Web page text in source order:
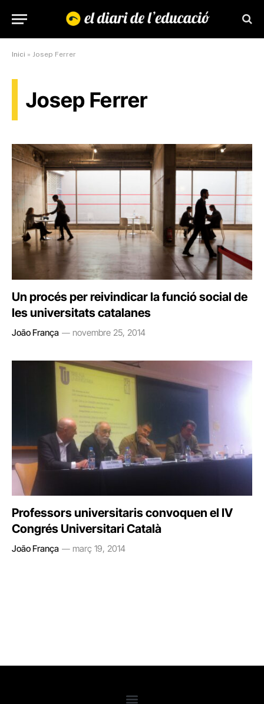
Inici » Josep Ferrer
Josep Ferrer
Un procés per reivindicar la funció social de
les universitats catalanes
João França novembre 25, 2014
Professors universitaris convoquen el IV
Congrés Universitari Català
João França març 19, 2014